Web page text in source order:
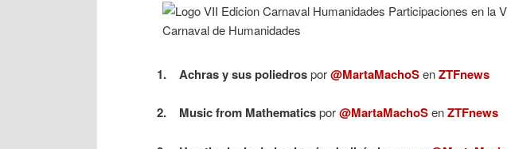
1. Achras y sus poliedrospor@MartaMachoSenZTFnews
2. Music from Mathematicspor@MartaMachoSenZTFnews